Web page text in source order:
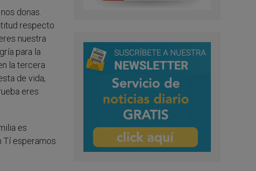
donas.
respecto
nuestra
para la
la tercera
de vida,
eres
es
Tí esperamos